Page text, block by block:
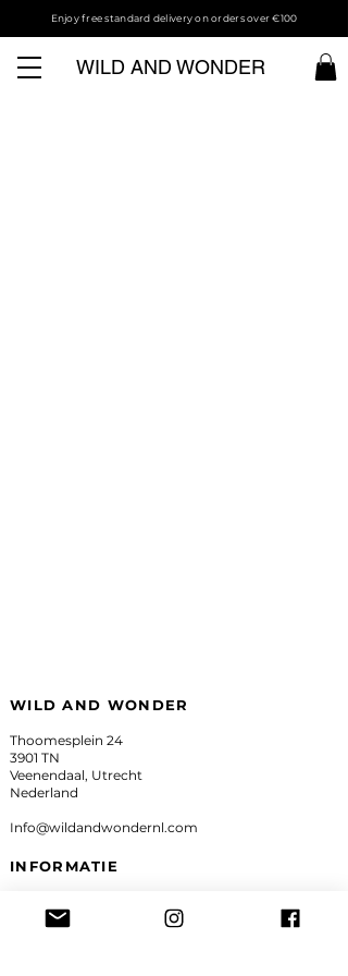
Enjoy free standard delivery on orders over €100
WILD AND WONDER
WILD AND WONDER
Thoomesplein 24
3901 TN
Veenendaal, Utrecht
Nederland
Info@wildandwondernl.com
INFORMATIE